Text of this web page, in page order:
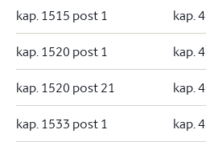
kap. 1515 post 1 kap.
kap. 1520 post 1 kap.
kap. 1520 post 21 kap.
kap. 1533 post 1 kap.